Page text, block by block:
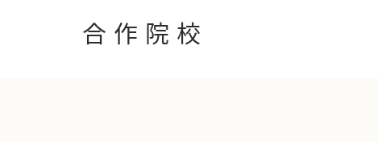
合作院校